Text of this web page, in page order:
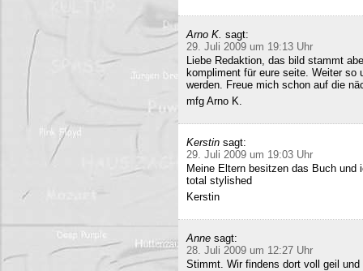
Arno K. sagt:
29. Juli 2009 um 19:13 Uhr
Liebe Redaktion, das bild stammt
kompliment für eure seite. Weiter so
werden. Freue mich schon auf die
mfg Arno K.
Kerstin sagt:
29. Juli 2009 um 19:03 Uhr
Meine Eltern besitzen das Buch
total stylished
Kerstin
Anne sagt:
28. Juli 2009 um 12:27 Uhr
Stimmt. Wir findens dort voll geil und